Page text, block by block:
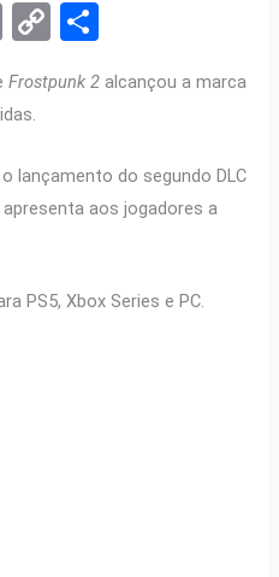
E
ail
C
py
n
k
ar
Frostpunk 2 alcançou a marca
lançamento do segundo DLC
aos jogadores a
PS5, Xbox Series e PC.